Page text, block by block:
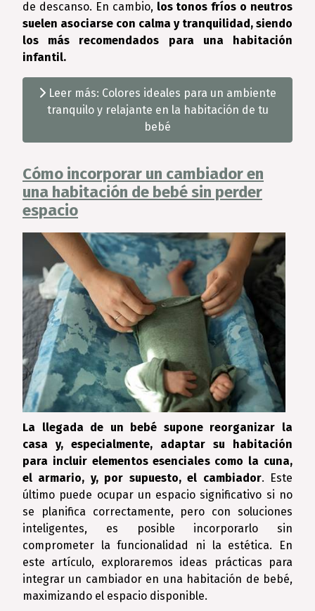
de descanso. En cambio, los tonos fríos o neutros
suelen asociarse con calma y tranquilidad, siendo
los más recomendados para una habitación
infantil.
Leer más: Colores ideales para un ambiente
tranquilo y relajante en la habitación de tu
bebé
Cómo incorporar un cambiador en
una habitación de bebé sin perder
espacio
La llegada de un bebé supone reorganizar la
casa y, especialmente, adaptar su habitación
para incluir elementos esenciales como la cuna,
el armario, y, por supuesto, el cambiador. Este
último puede ocupar un espacio significativo si no
se planifica correctamente, pero con soluciones
inteligentes, es posible incorporarlo sin
comprometer la funcionalidad ni la estética. En
este artículo, exploraremos ideas prácticas para
integrar un cambiador en una habitación de bebé,
maximizando el espacio disponible.